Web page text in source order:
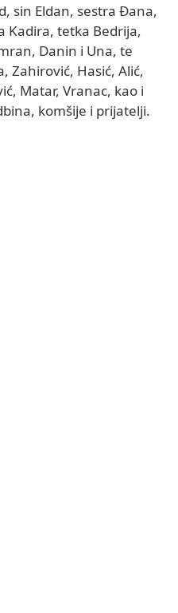
sin Eldan, sestra Đana,
Kadira, tetka Bedrija,
Danin i Una, te
Zahirović, Hasić, Alić,
Matar, Vranac, kao i
komšije i prijatelji.